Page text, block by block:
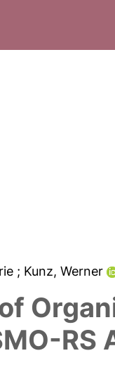
; Kunz, Werner
RS